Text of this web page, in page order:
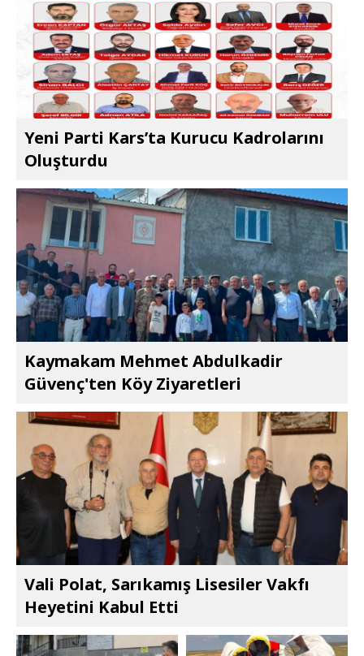
Yeni Parti Kars’ta Kurucu Kadrolarını
Oluşturdu
Kaymakam Mehmet Abdulkadir
Güvenç'ten Köy Ziyaretleri
Vali Polat, Sarıkamış Lisesiler Vakfı
Heyetini Kabul Etti